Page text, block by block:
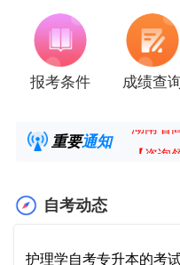
报考条件 成绩查
重要通知
2025年
【咨询
自考动态
护理学自考专升本的考